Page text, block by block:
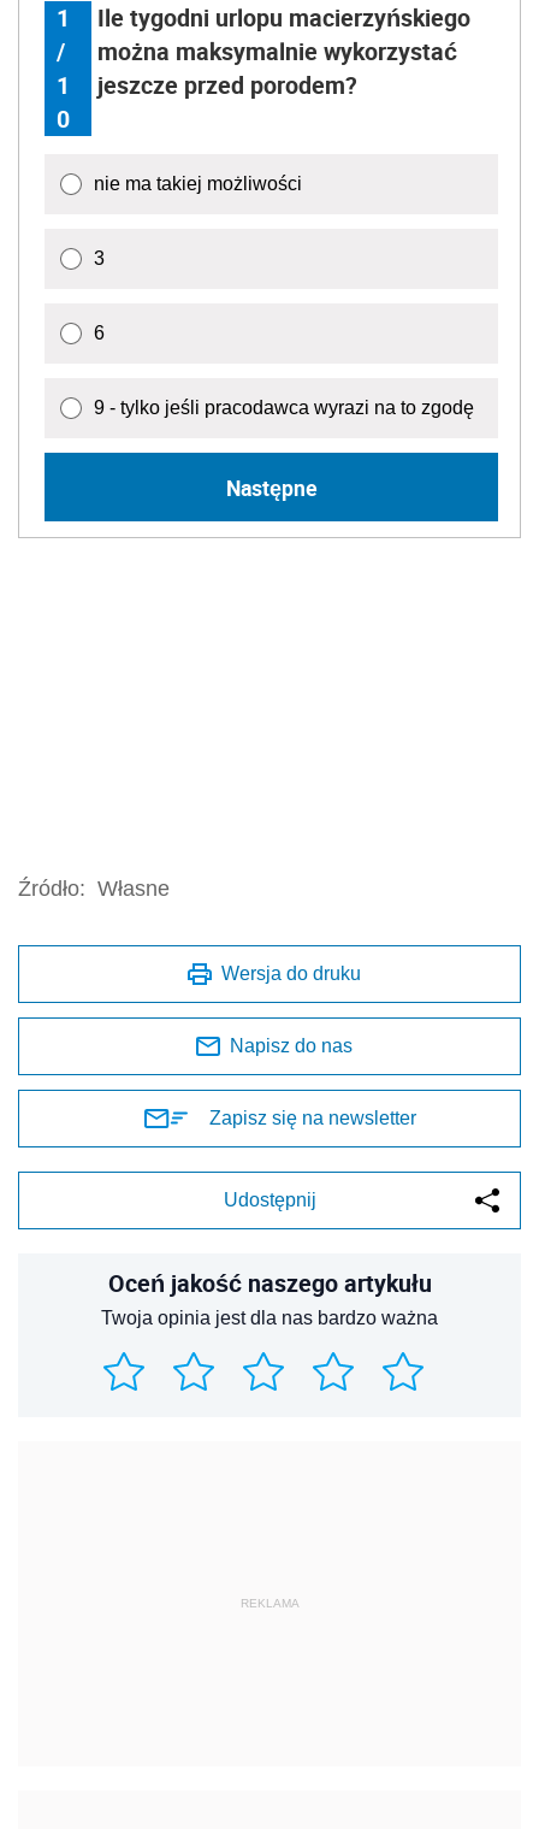
1
/
1
0
Ile tygodni urlopu macierzyńskiego
można maksymalnie wykorzystać
jeszcze przed porodem?
nie ma takiej możliwości
3
6
9 - tylko jeśli pracodawca wyrazi na to zgodę
Następne
Źródło: Własne
Wersja do druku
Napisz do nas
Zapisz się na newsletter
Udostępnij
Oceń jakość naszego artykułu
Twoja opinia jest dla nas bardzo ważna
REKLAMA